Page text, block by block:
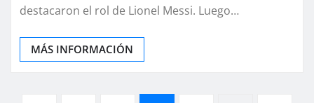
destacaron el rol de Lionel Messi. Luego…
MÁS INFORMACIÓN